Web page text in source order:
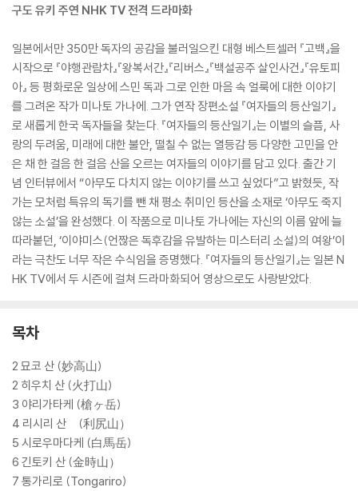
구도 유키 주연 NHK TV 전격 드라마화
일본에서만 350만 독자의 공감을 불러일으킨 대형 베스트셀러 『고백』을
시작으로 『야행관람차』『왕복서간』『리버스』『백설공주 살인사건』『유토피
아』 등 평화로운 일상에 스민 독과 그로 인한 마음 속 얼룩에 대한 이야기
를 그려온 작가 미나토 가나에. 그가 연작 장편소설 『여자들의 등산일기』
로 새롭게 한국 독자들을 찾는다. 『여자들의 등산일기』는 이별의 슬픔, 사
랑의 두려움, 미래에 대한 불안, 떨칠 수 없는 열등감 등 다양한 고민을 안
은 채 한 걸음 한 걸음 산을 오르는 여자들의 이야기를 담고 있다. 출간 기
념 인터뷰에서 “아무도 다치지 않는 이야기를 쓰고 싶었다”고 밝혔듯, 작
가는 모처럼 특유의 독기를 뺀 채 평소 취미인 등산을 소재로 ‘아무도 죽지
않는 소설’을 완성했다. 이 작품으로 미나토 가나에는 자신의 이름 앞에 늘
따라붙던, ‘이야미스(언짢은 독후감을 유발하는 미스터리 소설)의 여왕’이
라는 극찬도 너무 작은 수식임을 증명했다. 『여자들의 등산일기』는 일본 N
HK TV에서 두 시즌에 걸쳐 드라마화되어 영상으로도 사랑받았다.
목차
2 묘코 산 (妙高山)
2 히우치 산 (火打山)
3 야리가타케 (槍ヶ岳)
4 리시리 산 (利尻山）
5 시로우마다케 (白馬岳)
6 긴토키 산 (金時山）
7 통가리로 (Tongariro)